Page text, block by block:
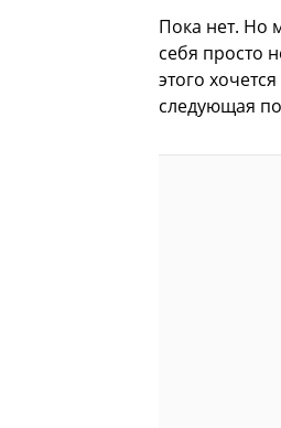
Пока нет. Но
себя просто
этого
следующая